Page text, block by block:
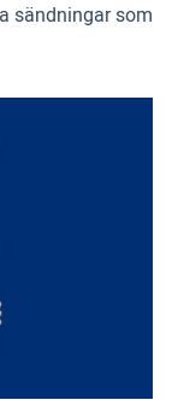
sändningar som